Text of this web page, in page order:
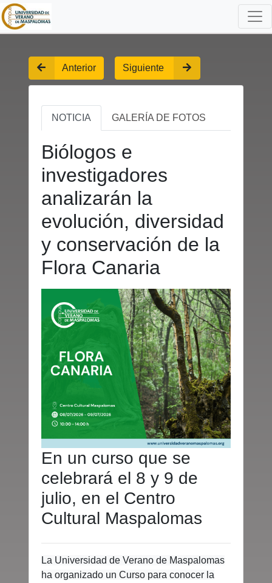
Anterior Siguiente
NOTICIA GALERÍA DE FOTOS
Biólogos e
investigadores
analizarán la
evolución, diversidad
y conservación de la
Flora Canaria
En un curso que se
celebrará el 8 y 9 de
julio, en el Centro
Cultural Maspalomas
La Universidad de Verano de Maspalomas
ha organizado un Curso para conocer la